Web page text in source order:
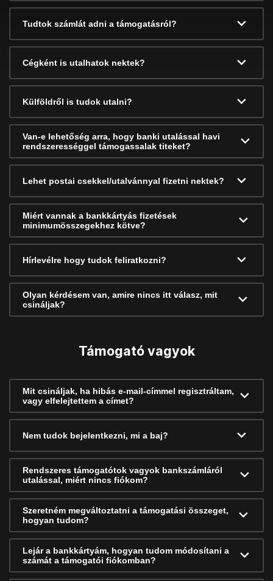
Tudtok számlát adni a támogatásról?
Cégként is utalhatok nektek?
Külföldről is tudok utalni?
Van-e lehetőség arra, hogy banki utalással havi
rendszerességgel támogassalak titeket?
Lehet postai csekkel/utalvánnyal fizetni nektek?
Miért vannak a bankkártyás fizetések
minimumösszegekhez kötve?
Hírlevélre hogy tudok feliratkozni?
Olyan kérdésem van, amire nincs itt válasz, mit
csináljak?
Támogató vagyok
Mit csináljak, ha hibás e-mail-címmel regisztráltam,
vagy elfelejtettem a címet?
Nem tudok bejelentkezni, mi a baj?
Rendszeres támogatótok vagyok bankszámláról
utalással, miért nincs fiókom?
Szeretném megváltoztatni a támogatási összeget,
hogyan tudom?
Lejár a bankkártyám, hogyan tudom módosítani a
számát a támogatói fiókomban?